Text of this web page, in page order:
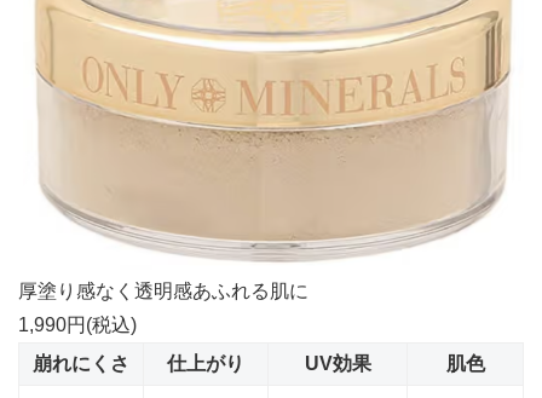
厚塗り感なく透明感あふれる肌に
1,990円(税込)
崩れにくさ
仕上がり UV効果 肌色